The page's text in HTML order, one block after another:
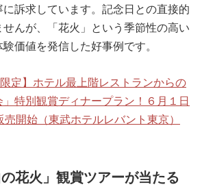
に訴求しています。記念日との直接的
んが、「花火」という季節性の高い
価値を発信した好事例です。
限定】ホテル最上階レストランからの
」特別観賞ディナープラン！６月１日
売開始（東武ホテルレバント東京）
花火」観賞ツアーが当たる